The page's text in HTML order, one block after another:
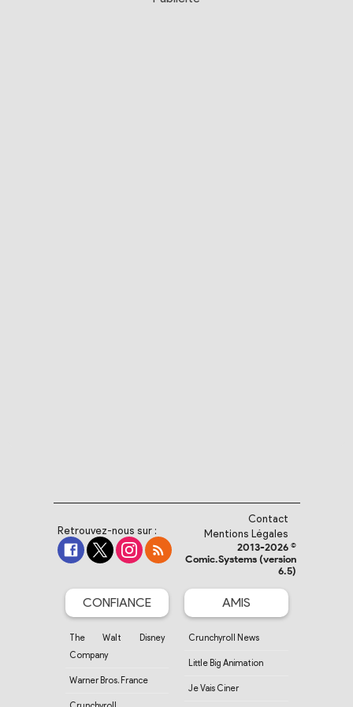
Retrouvez-nous sur :
Contact
Mentions Légales
2013-2026 ©
Comic.Systems (version
6.5)
CONFIANCE
The Walt Disney
Company
Warner Bros. France
AMIS
Crunchyroll News
Little Big Animation
Je Vais Ciner